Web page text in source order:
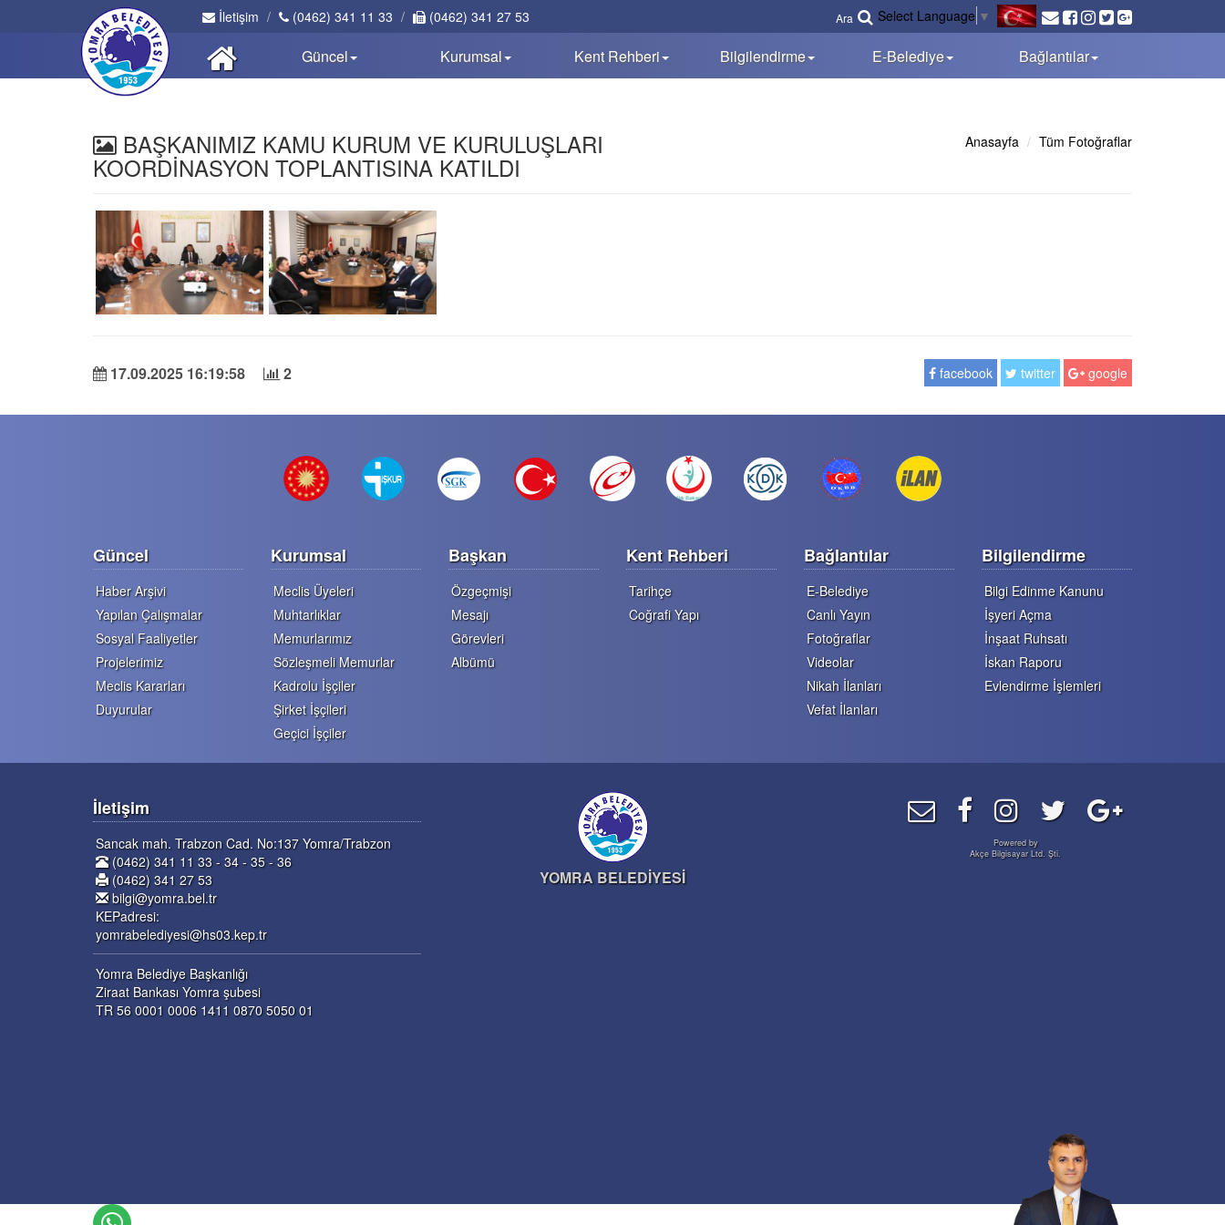
İletişim (0462) 341 11 33 (0462) 341 27 53 Ara Select Language ▼
Güncel Kurumsal Kent Rehberi Bilgilendirme E-Belediye Bağlantılar
BAŞKANIMIZ KAMU KURUM VE KURULUŞLARI
KOORDİNASYON TOPLANTISINA KATILDI
Anasayfa Tüm Fotoğraflar
17.09.2025 16:19:58 2 facebook twitter google
Güncel
Haber Arşivi
Yapılan Çalışmalar
Sosyal Faaliyetler
Projelerimiz
Meclis Kararları
Duyurular
Kurumsal
Meclis Üyeleri
Muhtarlıklar
Memurlarımız
Sözleşmeli Memurlar
Kadrolu İşçiler
Şirket İşçileri
Geçici İşçiler
Başkan
Özgeçmişi
Mesajı
Görevleri
Albümü
Kent Rehberi
Tarihçe
Coğrafi Yapı
Bağlantılar
E-Belediye
Canlı Yayın
Fotoğraflar
Videolar
Nikah İlanları
Vefat İlanları
Bilgilendirme
Bilgi Edinme Kanunu
İşyeri Açma
İnşaat Ruhsatı
İskan Raporu
Evlendirme İşlemleri
İletişim
Sancak mah. Trabzon Cad. No:137 Yomra/Trabzon
(0462) 341 11 33 - 34 - 35 - 36
(0462) 341 27 53
bilgi@yomra.bel.tr
KEPadresi:
yomrabelediyesi@hs03.kep.tr
Yomra Belediye Başkanlığı
Ziraat Bankası Yomra şubesi
TR 56 0001 0006 1411 0870 5050 01
YOMRA BELEDİYESİ
Powered by
Akçe Bilgisayar Ltd. Şti.